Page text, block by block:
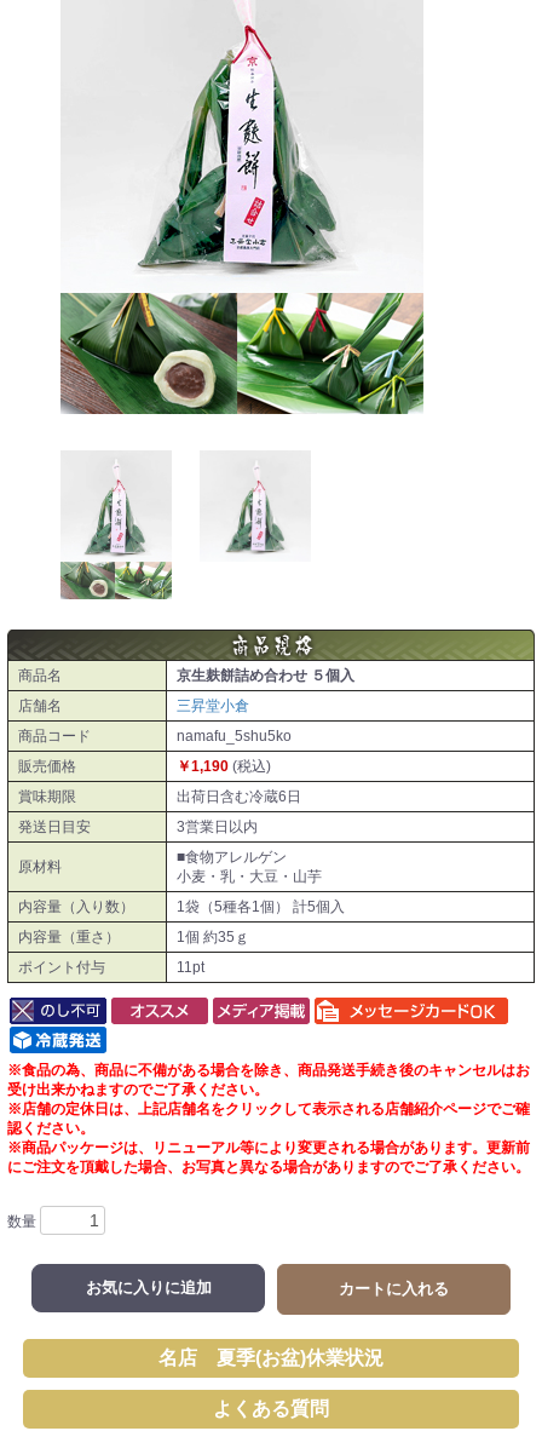
商品名
京生麸餅詰め合わせ ５個入
店舗名
三昇堂小倉
商品コード
namafu_5shu5ko
販売価格
￥1,190 (税込)
賞味期限
出荷日含む冷蔵6日
発送日目安
3営業日以内
原材料
■食物アレルゲン
小麦・乳・大豆・山芋
内容量（入り数）
1袋（5種各1個） 計5個入
内容量（重さ）
1個 約35ｇ
ポイント付与
11pt
※食品の為、商品に不備がある場合を除き、商品発送手続き後のキャンセルはお
受け出来かねますのでご了承ください。
※店舗の定休日は、上記店舗名をクリックして表示される店舗紹介ページでご確
認ください。
※商品パッケージは、リニューアル等により変更される場合があります。更新前
にご注文を頂戴した場合、お写真と異なる場合がありますのでご了承ください。
数量
お気に入りに追加 カートに入れる
名店 夏季(お盆)休業状況
よくある質問